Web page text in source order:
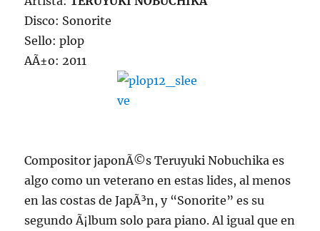
Disco: Sonorite
Sello: plop
AÃ±o: 2011
Compositor japonÃ©s Teruyuki Nobuchika es
algo como un veterano en estas lides, al menos
en las costas de JapÃ³n, y “Sonorite” es su
segundo Ã¡lbum solo para piano. Al igual que en